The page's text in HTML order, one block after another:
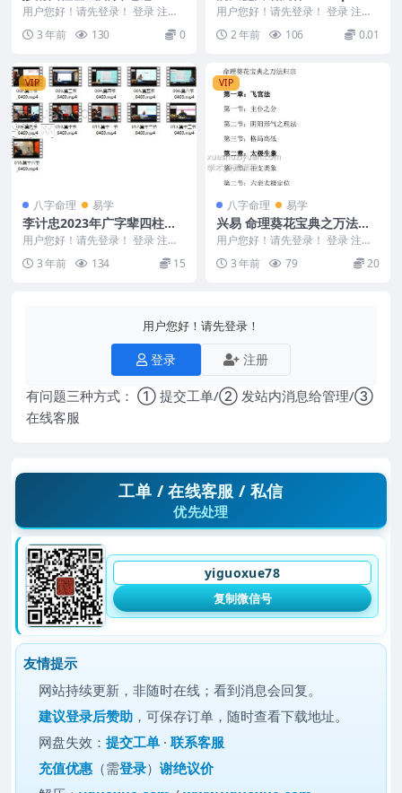
pdf免费获取百度网盘
用户您好！请先登录！ 登录 注册
妙清四柱基础知识 – 笔记 Y23...
3 年前 130 0
11
用户您好！请先登录！ 登录 注册
滴天髓白话浅释 164P pdf 24021
0... 2 年前 106 0.01
VIP
八字命理 易学
李计忠2023年广字辈四柱命
理弟子 面授班16集
用户您好！请先登录！ 登录 注册
李计忠2023年广字辈四柱命理弟
子 面授班16...
3 年前 134 15
VIP
八字命理 易学
兴易 命理葵花宝典之万法归
宗 2册
用户您好！请先登录！ 登录 注册
李锁柱 命理葵花宝典之万法归宗 2
310185...
3 年前 79 20
用户您好！请先登录！
登录 注册
有问题三种方式： ① 提交工单/② 发站内消息给管理/③
在线客服
工单 / 在线客服 / 私信
优先处理
yiguoxue78
复制微信号
友情提示
网站持续更新，非随时在线；看到消息会回复。
建议登录后赞助 ，可保存订单，随时查看下载地址。
网盘失效：提交工单 ·联系客服
充值优惠 （需登录）谢绝议价